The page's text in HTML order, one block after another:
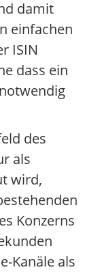
damit
einfachen
ISIN
dass ein
des
als
wird,
Konzerns
Kanäle als